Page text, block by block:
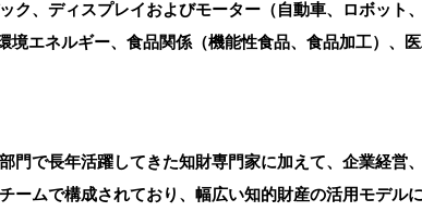
ク、ディスプレイおよびモーター（自動車、ロボット
エネルギー、食品関係（機能性食品、食品加工）、
門で長年活躍してきた知財専門家に加えて、企業経営
ームで構成されており、幅広い知的財産の活用モデル